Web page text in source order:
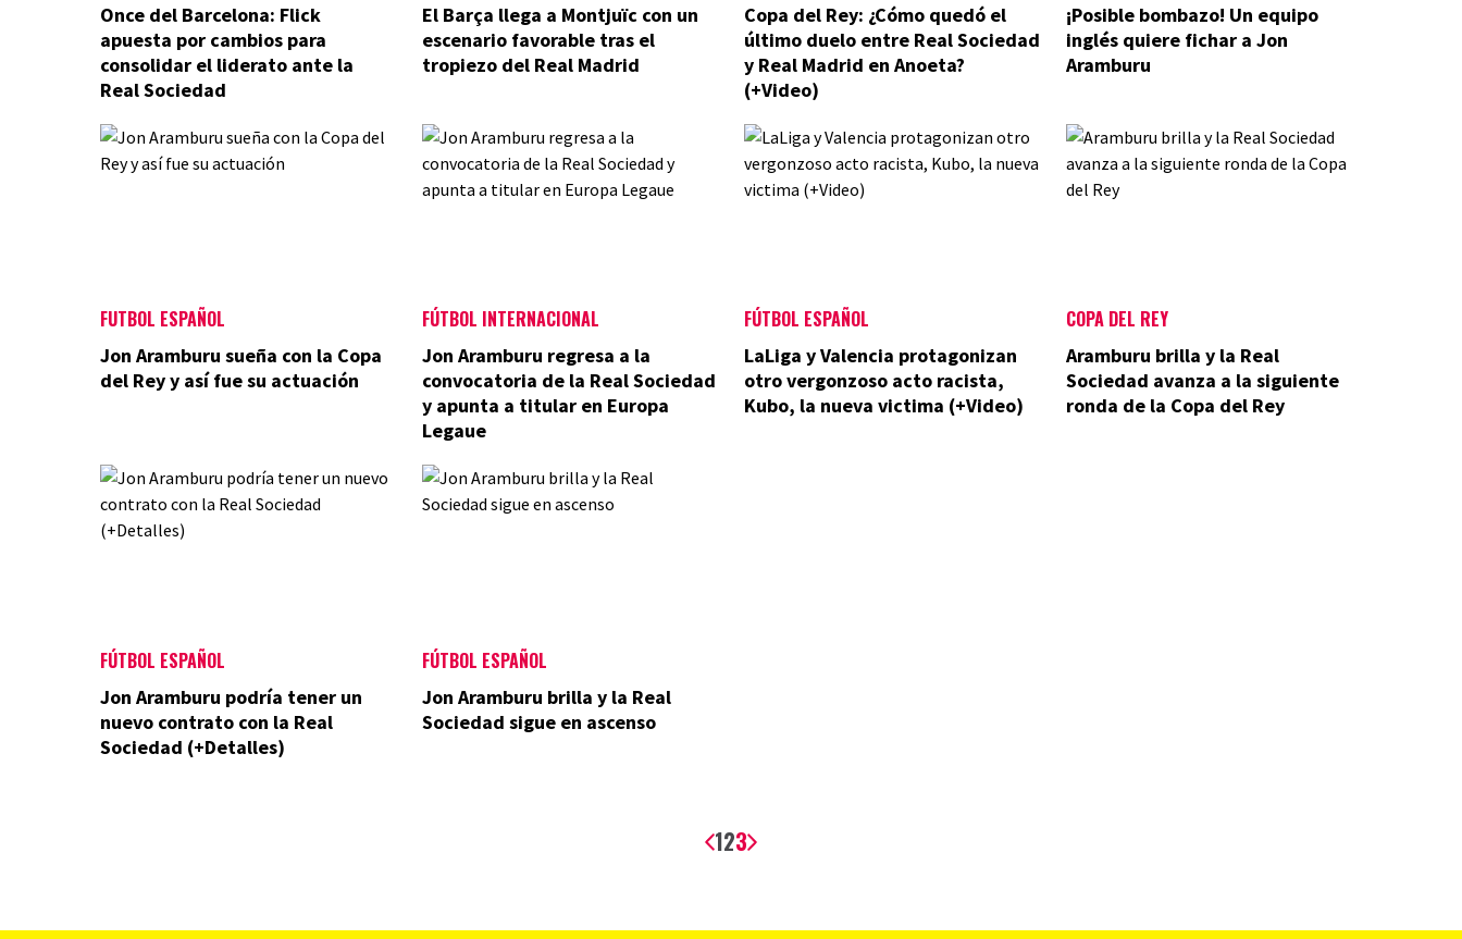
Once del Barcelona: Flick
apuesta por cambios para
consolidar el liderato ante la
Real Sociedad
El Barça llega a Montjuïc con un
escenario favorable tras el
tropiezo del Real Madrid
Copa del Rey: ¿Cómo quedó el
último duelo entre Real Sociedad
y Real Madrid en Anoeta?
(+Video)
¡Posible bombazo! Un equipo
inglés quiere fichar a Jon
Aramburu
FUTBOL ESPAÑOL
Jon Aramburu sueña con la Copa
del Rey y así fue su actuación
FÚTBOL INTERNACIONAL
Jon Aramburu regresa a la
convocatoria de la Real Sociedad
y apunta a titular en Europa
Legaue
FÚTBOL ESPAÑOL
LaLiga y Valencia protagonizan
otro vergonzoso acto racista,
Kubo, la nueva victima (+Video)
COPA DEL REY
Aramburu brilla y la Real
Sociedad avanza a la siguiente
ronda de la Copa del Rey
FÚTBOL ESPAÑOL
Jon Aramburu podría tener un
nuevo contrato con la Real
Sociedad (+Detalles)
FÚTBOL ESPAÑOL
Jon Aramburu brilla y la Real
Sociedad sigue en ascenso
123